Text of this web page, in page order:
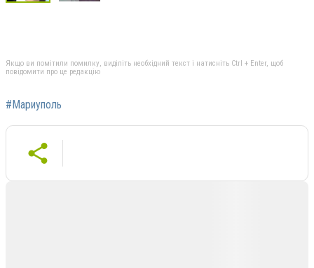
Якщо ви помітили помилку, виділіть необхідний текст і натисніть Ctrl + Enter, щоб
повідомити про це редакцію
#Мариуполь